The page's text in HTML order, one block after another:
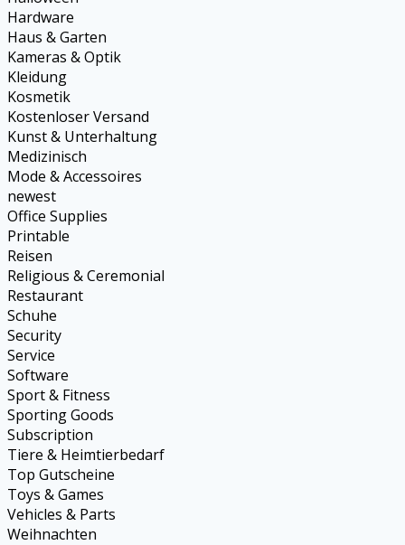
Hardware
Haus & Garten
Kameras & Optik
Kleidung
Kosmetik
Kostenloser Versand
Kunst & Unterhaltung
Medizinisch
Mode & Accessoires
newest
Office Supplies
Printable
Reisen
Religious & Ceremonial
Restaurant
Schuhe
Security
Service
Software
Sport & Fitness
Sporting Goods
Subscription
Tiere & Heimtierbedarf
Top Gutscheine
Toys & Games
Vehicles & Parts
Weihnachten